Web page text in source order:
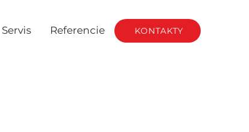
Servis Referencie KONTAKTY